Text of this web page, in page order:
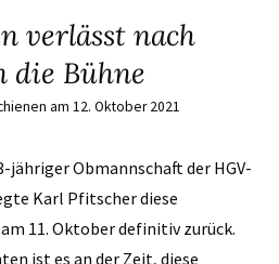
verlässt nach
die Bühne
am 12. Oktober 2021
jähriger Obmannschaft der HGV-
Karl Pfitscher diese
11. Oktober definitiv zurück.
ist es an der Zeit, diese